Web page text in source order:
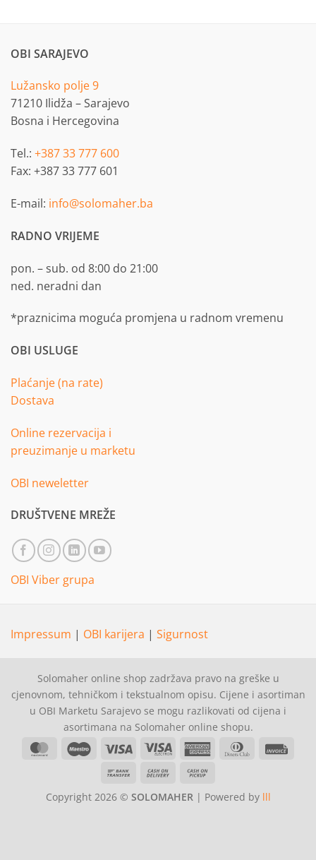
OBI SARAJEVO
Lužansko polje 9
71210 Ilidža – Sarajevo
Bosna i Hercegovina
Tel.: +387 33 777 600
Fax: +387 33 777 601
E-mail: info@solomaher.ba
RADNO VRIJEME
pon. – sub. od 8:00 do 21:00
ned. neradni dan
*praznicima moguća promjena u radnom vremenu
OBI USLUGE
Plaćanje (na rate)
Dostava
Online rezervacija i
preuzimanje u marketu
OBI neweletter
DRUŠTVENE MREŽE
OBI Viber grupa
Impressum | OBI karijera | Sigurnost
Solomaher online shop zadržava pravo na greške u
cjenovnom, tehničkom i tekstualnom opisu. Cijene i asortiman
u OBI Marketu Sarajevo se mogu razlikovati od cijena i
asortimana na Solomaher online shopu.
MasterCardMaestro Visa
Visa
American Dinners
Bank
Cash
Delivery Pickup
Copyright 2026 © SOLOMAHER| Powered by lll